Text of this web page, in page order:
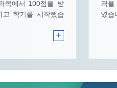
목에서 100점을 받
고 학기를 시작했습
+
격을
였습